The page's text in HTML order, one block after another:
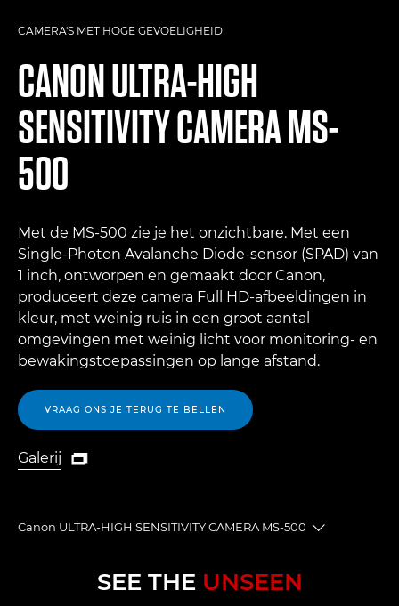
CAMERA'S MET HOGE GEVOELIGHEID
CANONULTRA-HIGH
SENSITIVITY CAMERA MS-
500
Met de MS-500 zie je het onzichtbare. Met een
Single-Photon Avalanche Diode-sensor (SPAD) van
1 inch, ontworpen en gemaakt door Canon,
produceert deze camera Full HD-afbeeldingen in
kleur, met weinig ruis in een groot aantal
omgevingen met weinig licht voor monitoring- en
bewakingstoepassingen op lange afstand.
VRAAG ONS JE TERUG TE BELLEN
Galerij
Galerij

Canon ULTRA-HIGH SENSITIVITY CAMERA MS-500
Toggle
SEE THE UNSEEN